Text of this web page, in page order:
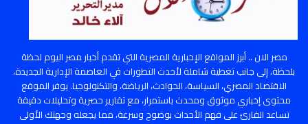
مصر الان .. أبرز المواقع الإخبارية المصرية التي تقدم أخبار مصر اليوم لحظة
بلحظة، إلى جانب تغطية شاملة لأحدث التطورات في العاصمة الإدارية الجديدة،
الاقتصاد المصري، السياسة، الحوادث، الرياضة، والتكنولوجيا. يوفر الموقع
محتوى إخباري موثوق ومحدث باستمرار، مع تقارير حصرية وتحليلات دقيقة
تساعد القارئ على فهم الأحداث بوضوح وسرعة، مما يجعله وجهتك الأولى